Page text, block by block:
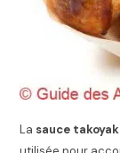
La sauce